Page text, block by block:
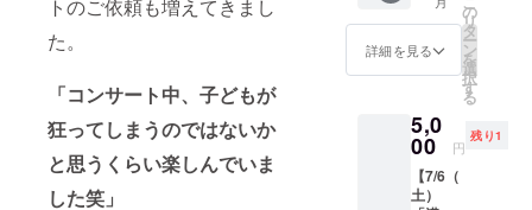
トのご依頼も増えてきまし
た。
「コンサート中、子どもが
狂ってしまうのではないか
と思うくらい楽しんでいま
した笑」
「West
Side
Story」
Saigon
」、「
Chicag
o」など
※日程が
りまし
たら
CAMPF
セージ
にて参
加URL
をお送
りしま
ne3.co
m 神奈
川県川
目１５
−１
「高津
駅」西
改札か
ちを応
援して
くださ
の公演
をいつ
みたい
と思っ
ファミ
リーコ
ンサー
トのチ
場配布
パンフ
レット
にロゴ
とQR
詳細を見る
の
リ
タ
ー
ン
を
選
択
す
る
5,0
00 円
残り1
【7/6（
土）